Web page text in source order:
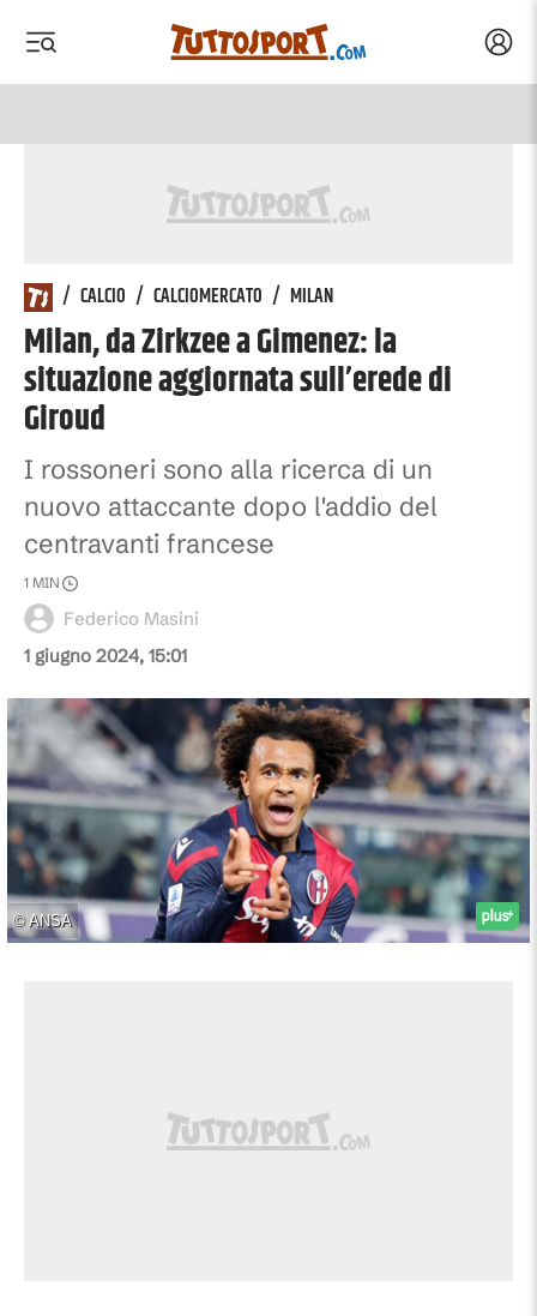
/ CALCIO / CALCIOMERCATO / MILAN
Milan, da Zirkzee a Gimenez: la
situazione aggiornata sull’erede di
Giroud
I rossoneri sono alla ricerca di un
nuovo attaccante dopo l'addio del
centravanti francese
1 giugno 2024, 15:01
Federico Masini
1 MIN
©ANSA